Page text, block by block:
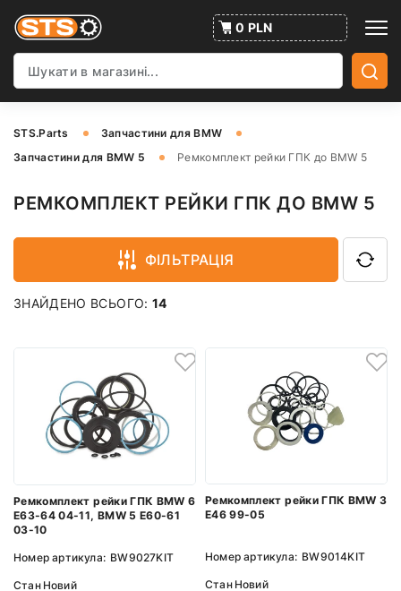
0 PLN
STS.Parts
Запчастини для BMW
Запчастини для BMW 5
Ремкомплект рейки ГПК до BMW 5
РЕМКОМПЛЕКТ РЕЙКИ ГПК ДО BMW 5
ФІЛЬТРАЦІЯ
ЗНАЙДЕНО ВСЬОГО: 14
Ремкомплект рейки ГПК BMW 6
E63-64 04-11, BMW 5 E60-61
03-10
Номер артикула: BW9027KIT
Стан Новий
Ремкомплект рейки ГПК BMW 3
E46 99-05
Номер артикула: BW9014KIT
Стан Новий